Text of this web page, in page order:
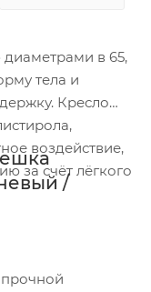
в 65,
тела и
Кресло
воздействие,
за счёт лёгкого
/